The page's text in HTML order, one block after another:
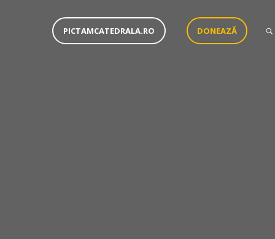
PICTAMCATEDRALA.RO DONEAZĂ